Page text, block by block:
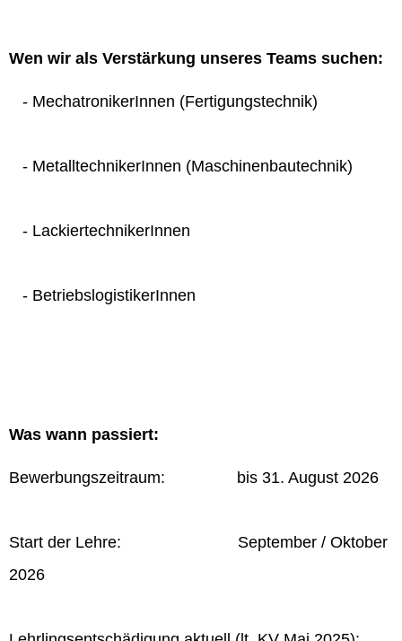
Wen wir als Verstärkung unseres Teams suchen:
- MechatronikerInnen (Fertigungstechnik)
- MetalltechnikerInnen (Maschinenbautechnik)
- LackiertechnikerInnen
- BetriebslogistikerInnen
Was wann passiert:
Bewerbungszeitraum: bis 31. August 2026
Start der Lehre: September / Oktober
2026